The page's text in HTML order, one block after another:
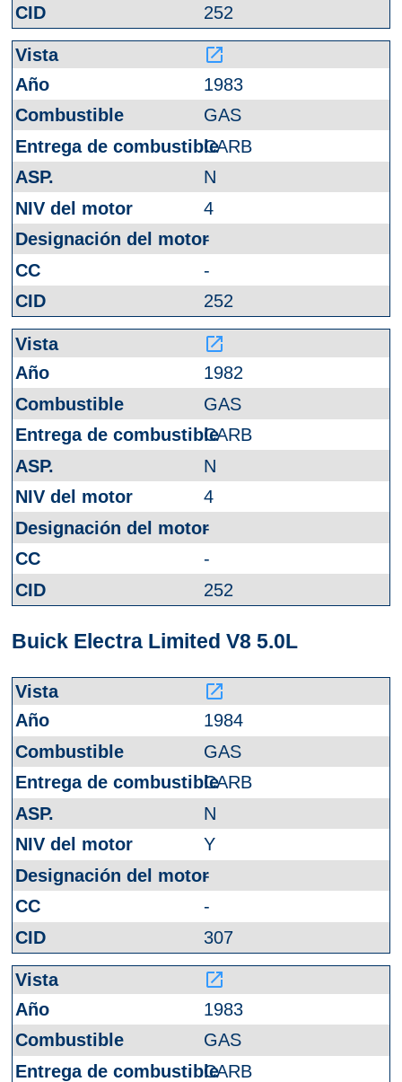
252
launch
1983
GAS
CARB
N
4
-
-
252
launch
1982
GAS
CARB
N
4
-
-
252
Buick Electra Limited V8 5.0L
launch
1984
GAS
CARB
N
Y
-
-
307
launch
1983
GAS
CARB